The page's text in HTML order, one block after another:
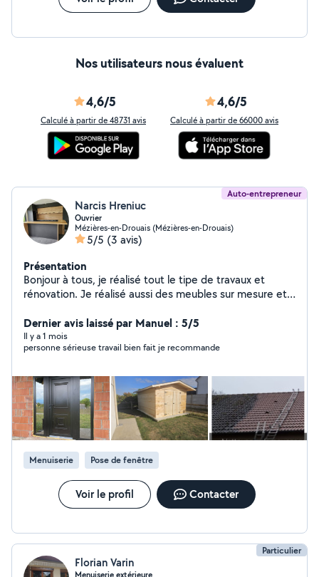
Nos utilisateurs nous évaluent
4,6/5
Calculé à partir de 48731 avis
4,6/5
Calculé à partir de 66000 avis
Auto-entrepreneur
Narcis Hreniuc
Ouvrier
Mézières-en-Drouais (Mézières-en-Drouais)
5/5 (3 avis)
Présentation
Bonjour à tous, je réalisé tout le tipe de travaux et
rénovation. Je réalisé aussi des meubles sur mesure et
véranda...etc. Devis GRATUITE et sans ENGAGEMENT.
A très vite!
Dernier avis laissé par Manuel : 5/5
Il y a 1 mois
personne sérieuse travail bien fait je recommande
Menuiserie Pose de fenêtre
Voir le profil Contacter
Particulier
Florian Varin